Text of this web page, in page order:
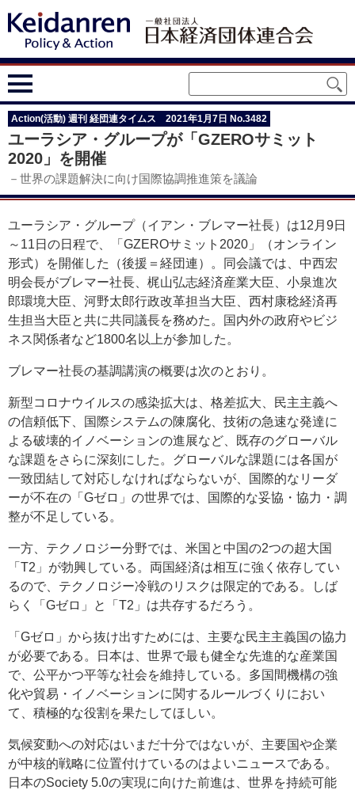
Action(活動) 週刊 経団連タイムス 2021年1月7日 No.3482
ユーラシア・グループが「GZEROサミット
2020」を開催
－世界の課題解決に向け国際協調推進策を議論
ユーラシア・グループ（イアン・ブレマー社長）は12月9日
～11日の日程で、「GZEROサミット2020」（オンライン
形式）を開催した（後援＝経団連）。同会議では、中西宏
明会長がブレマー社長、梶山弘志経済産業大臣、小泉進次
郎環境大臣、河野太郎行政改革担当大臣、西村康稔経済再
生担当大臣と共に共同議長を務めた。国内外の政府やビジ
ネス関係者など1800名以上が参加した。
ブレマー社長の基調講演の概要は次のとおり。
新型コロナウイルスの感染拡大は、格差拡大、民主主義へ
の信頼低下、国際システムの陳腐化、技術の急速な発達に
よる破壊的イノベーションの進展など、既存のグローバル
な課題をさらに深刻にした。グローバルな課題には各国が
一致団結して対応しなければならないが、国際的なリーダ
ーが不在の「Gゼロ」の世界では、国際的な妥協・協力・調
整が不足している。
一方、テクノロジー分野では、米国と中国の2つの超大国
「T2」が勃興している。両国経済は相互に強く依存してい
るので、テクノロジー冷戦のリスクは限定的である。しば
らく「Gゼロ」と「T2」は共存するだろう。
「Gゼロ」から抜け出すためには、主要な民主主義国の協力
が必要である。日本は、世界で最も健全な先進的な産業国
で、公平かつ平等な社会を維持している。多国間機構の強
化や貿易・イノベーションに関するルールづくりにおい
て、積極的な役割を果たしてほしい。
気候変動への対応はいまだ十分ではないが、主要国や企業
が中核的戦略に位置付けているのはよいニュースである。
日本のSociety 5.0の実現に向けた前進は、世界を持続可能